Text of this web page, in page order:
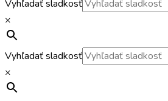
Vyhľadať sladkosť
×
Vyhľadať sladkosť
×